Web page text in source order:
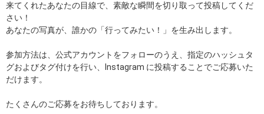
来てくれたあなたの目線で、素敵な瞬間を切り取って投稿してくだ
さい！
あなたの写真が、誰かの「行ってみたい！」を生み出します。
参加方法は、公式アカウントをフォローのうえ、指定のハッシュタ
グおよびタグ付けを行い、Instagram に投稿することでご応募いた
だけます。
たくさんのご応募をお待ちしております。